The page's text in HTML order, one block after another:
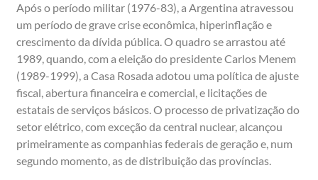
Após o período militar (1976-83), a Argentina atravessou
um período de grave crise econômica, hiperinflação e
crescimento da dívida pública. O quadro se arrastou até
1989, quando, com a eleição do presidente Carlos Menem
(1989-1999), a Casa Rosada adotou uma política de ajuste
fiscal, abertura financeira e comercial, e licitações de
estatais de serviços básicos. O processo de privatização do
setor elétrico, com exceção da central nuclear, alcançou
primeiramente as companhias federais de geração e, num
segundo momento, as de distribuição das províncias.